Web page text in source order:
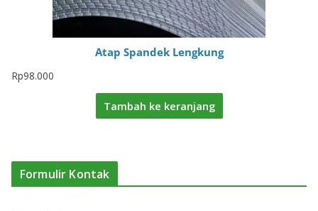
Atap Spandek Lengkung
Rp98.000
Tambah ke keranjang
Formulir Kontak